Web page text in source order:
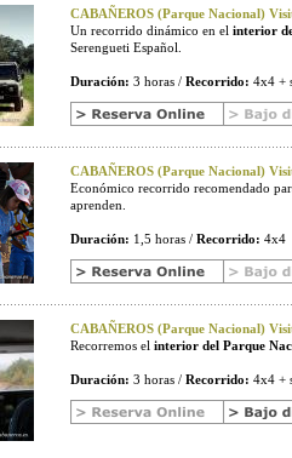
CABAÑEROS (Parque Nacional)
Un recorrido dinámico en el interior
Serengueti Español.
Duración: 3 horas / Recorrido: 4x4 +
CABAÑEROS (Parque Nacional)
Económico recorrido recomendado
aprenden.
Duración: 1,5 horas / Recorrido: 4x4
CABAÑEROS (Parque Nacional)
Recorremos el interior del Parque
Duración: 3 horas / Recorrido: 4x4 +